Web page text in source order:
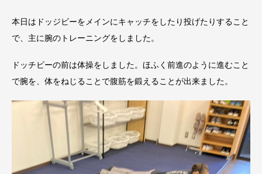
本日はドッジビーをメインにキャッチをしたり投げたりすること
で、主に腕のトレーニングをしました。
ドッチビーの前は体操をしました。ほふく前進のように進むこと
で腕を、体をねじることで腹筋を鍛えることが出来ました。